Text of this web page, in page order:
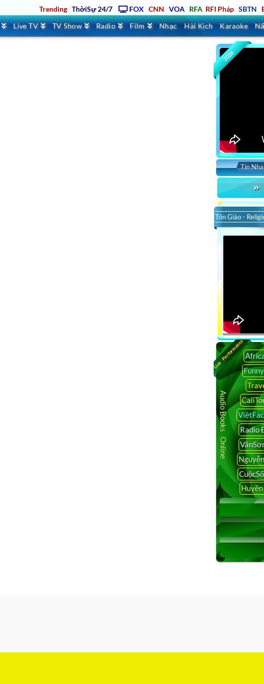
Trending ThờiSự 24/7 FOX CNN VOA RFA RFI Pháp SBTN
Live TV TV Show Radio Film Nhạc Hài Kịch Karaoke
2026
Tin
Tôn Giáo -
Live Performance
Funny
Radio
Audio Books Online